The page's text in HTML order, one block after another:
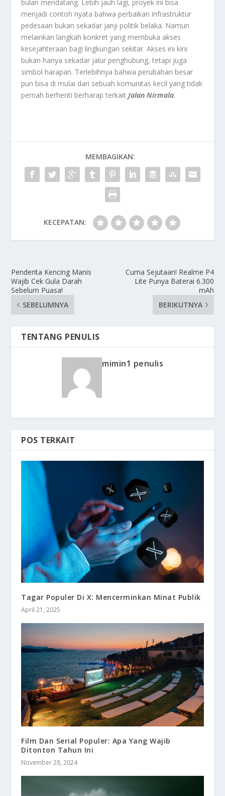
bulan mendatang. Lebih jauh lagi, proyek ini bisa
menjadi contoh nyata bahwa perbaikan infrastruktur
pedesaan bukan sekadar janji politik belaka. Namun
melainkan langkah konkret yang membuka akses
kesejahteraan bagi lingkungan sekitar. Akses ini kini
bukan hanya sekadar jalur penghubung, tetapi juga
simbol harapan. Terlebihnya bahwa perubahan besar
pun bisa di mulai dari sebuah komunitas kecil yang tidak
pernah berhenti berharap terkaitJalan Nirmala.
MEMBAGIKAN:
KECEPATAN:
Penderita Kencing Manis
Wajib Cek Gula Darah
Sebelum Puasa!
SEBELUMNYA
Cuma Sejutaan! Realme P4
Lite Punya Baterai 6.300
mAh
BERIKUTNYA
TENTANG PENULIS
mimin1 penulis
POS TERKAIT
Tagar Populer Di X: Mencerminkan Minat Publik
April 21, 2025
Film Dan Serial Populer: Apa Yang Wajib
Ditonton Tahun Ini
November 28, 2024